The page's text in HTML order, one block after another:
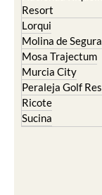
Resort
Lorqui
Molina de Segura
Mosa Trajectum
Murcia City
Peraleja Golf
Ricote
Sucina